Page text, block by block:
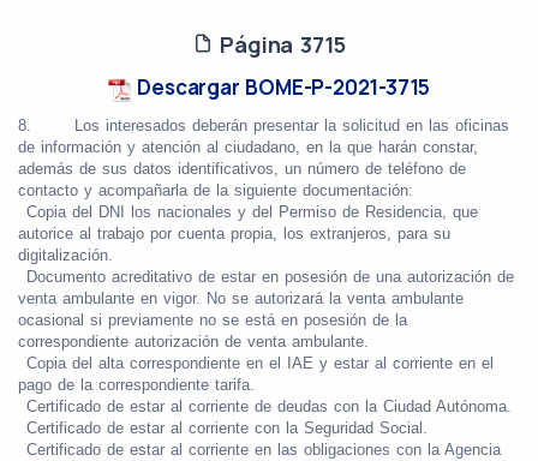
Página 3715
Descargar BOME-P-2021-3715
8. Los interesados deberán presentar la solicitud en las oficinas
de información y atención al ciudadano, en la que harán constar,
además de sus datos identificativos, un número de teléfono de
contacto y acompañarla de la siguiente documentación:
Copia del DNI los nacionales y del Permiso de Residencia, que
autorice al trabajo por cuenta propia, los extranjeros, para su
digitalización.
Documento acreditativo de estar en posesión de una autorización de
venta ambulante en vigor. No se autorizará la venta ambulante
ocasional si previamente no se está en posesión de la
correspondiente autorización de venta ambulante.
Copia del alta correspondiente en el IAE y estar al corriente en el
pago de la correspondiente tarifa.
Certificado de estar al corriente de deudas con la Ciudad Autónoma.
Certificado de estar al corriente con la Seguridad Social.
Certificado de estar al corriente en las obligaciones con la Agencia